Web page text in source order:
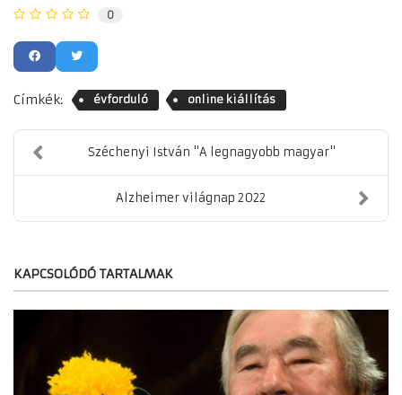
0
Címkék: évforduló online kiállítás
Széchenyi István "A legnagyobb magyar"
Alzheimer világnap 2022
KAPCSOLÓDÓ TARTALMAK